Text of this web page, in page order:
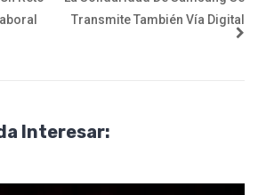
Transmite También Vía Digital
Interesar: